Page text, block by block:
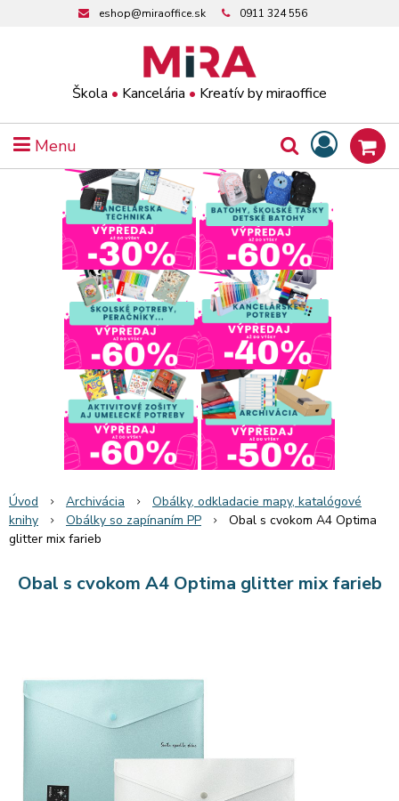
Škola • Kancelária • Kreatív by miraoffice
eshop@miraoffice.sk 0911 324 556
Menu
Úvod Archivácia
Obálky, odkladacie mapy, katalógové
knihy
Obálky so zapínaním PP
Obal s cvokom A4 Optima
glitter mix farieb
Obal s cvokom A4 Optima glitter mix farieb